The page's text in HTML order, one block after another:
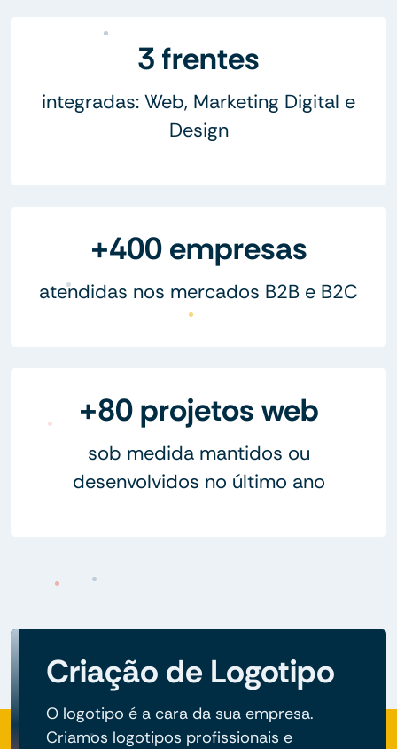
3 frentes
integradas: Web, Marketing Digital e
Design
+400 empresas
atendidas nos mercados B2B e B2C
+80 projetos web
sob medida mantidos ou
desenvolvidos no último ano
Criação de Logotipo
O logotipo é a cara da sua empresa.
Criamos logotipos profissionais e